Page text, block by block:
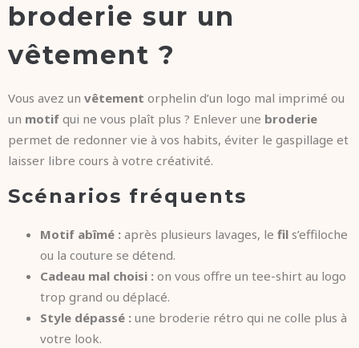
broderie sur un
vêtement ?
Vous avez un vêtement orphelin d’un logo mal imprimé ou
un motif qui ne vous plaît plus ? Enlever une broderie
permet de redonner vie à vos habits, éviter le gaspillage et
laisser libre cours à votre créativité.
Scénarios fréquents
Motif abîmé : après plusieurs lavages, le fil s’effiloche
ou la couture se détend.
Cadeau mal choisi : on vous offre un tee-shirt au logo
trop grand ou déplacé.
Style dépassé : une broderie rétro qui ne colle plus à
votre look.